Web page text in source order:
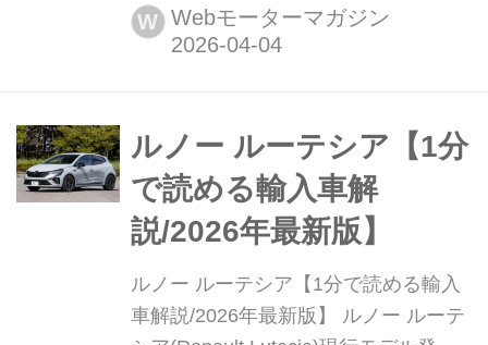
催されたフランクフルト・モーターシ
ョーで、初代アウディRS 5のフェイス
ールするように、その国際試乗会は厳
しい環境のスウェーデンのウインター
リゾート地オスターサンド近郊にある
凍結湖をベースに行わ...
W Webモーターマガジン
ルノー ルーテシア【1分
で読める輸入車解
説/2026年最新版】
ルノー ルーテシア【1分で読める輸入
車解説/2026年最新版】 ルノー ルーテ